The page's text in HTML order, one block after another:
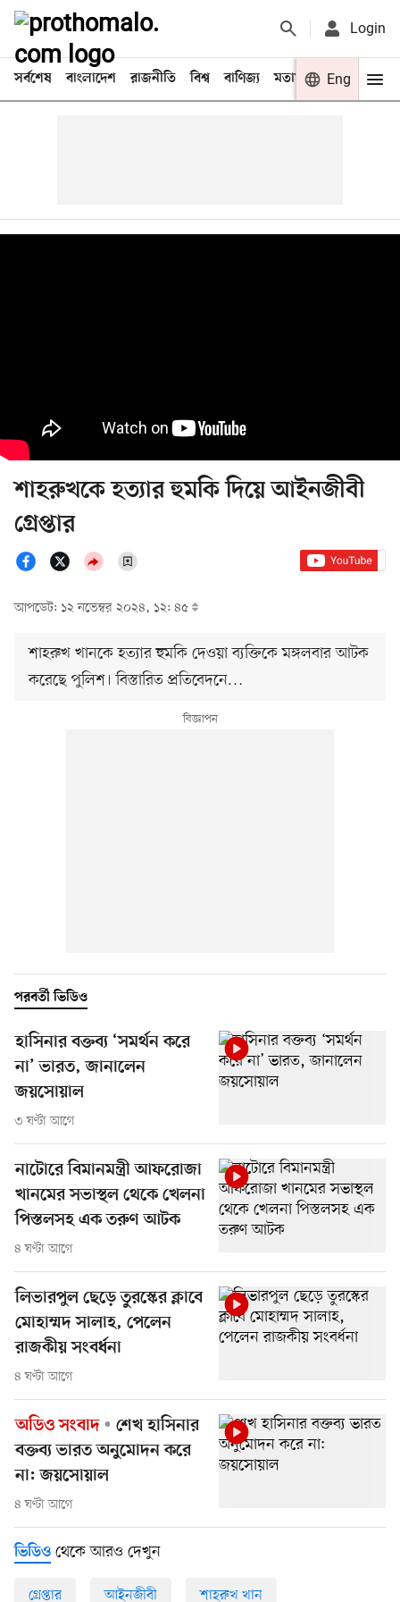
Login
সর্বশেষ বাংলাদেশ রাজনীতি বিশ্ব বাণিজ্য মতামত খেলা
Eng
শাহরুখকে হত্যার হুমকি দিয়ে আইনজীবী
গ্রেপ্তার
আপডেট: ১২ নভেম্বর ২০২৪, ১২: ৪৫
শাহরুখ খানকে হত্যার হুমকি দেওয়া ব্যক্তিকে মঙ্গলবার আটক
করেছে পুলিশ। বিস্তারিত প্রতিবেদনে…
পরবর্তী ভিডিও
হাসিনার বক্তব্য ‘সমর্থন করে
না’ ভারত, জানালেন
জয়সোয়াল
৩ ঘণ্টা আগে
নাটোরে বিমানমন্ত্রী আফরোজা
খানমের সভাস্থল থেকে খেলনা
পিস্তলসহ এক তরুণ আটক
৪ ঘণ্টা আগে
লিভারপুল ছেড়ে তুরস্কের ক্লাবে
মোহাম্মদ সালাহ, পেলেন
রাজকীয় সংবর্ধনা
৪ ঘণ্টা আগে
অডিও সংবাদ
শেখ হাসিনার
বক্তব্য ভারত অনুমোদন করে
না: জয়সোয়াল
৪ ঘণ্টা আগে
ভিডিও থেকে আরও দেখুন
গ্রেপ্তার আইনজীবী শাহরুখ খান